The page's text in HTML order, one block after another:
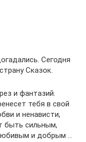
Сегодня
Сказок.
и фантазий.
тебя в свой
и ненависти,
быть сильным,
и добрым …